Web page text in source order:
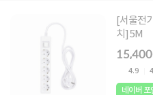
[서울전
치] 5M
4.9
네이버 포